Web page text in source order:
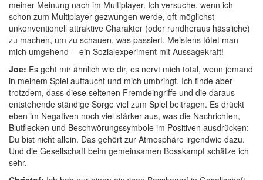
meiner Meinung nach im Multiplayer. Ich versuche, wenn ich
schon zum Multiplayer gezwungen werde, oft möglichst
unkonventionell attraktive Charakter (oder rundheraus hässliche)
zu machen, um zu schauen, was passiert. Meistens tötet man
mich umgehend -- ein Sozialexperiment mit Aussagekraft!
Joe: Es geht mir ähnlich wie dir, es nervt mich total, wenn jemand
in meinem Spiel auftaucht und mich umbringt. Ich finde aber
trotzdem, dass diese seltenen Fremdeingriffe und die daraus
entstehende ständige Sorge viel zum Spiel beitragen. Es drückt
eben im Negativen noch viel stärker aus, was die Nachrichten,
Blutflecken und Beschwörungssymbole im Positiven ausdrücken:
Du bist nicht allein. Das gehört zur Atmosphäre irgendwie dazu.
Und die Gesellschaft beim gemeinsamen Bosskampf schätze ich
sehr.